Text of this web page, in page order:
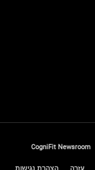
CogniFit Newsroom
עזרה הצהרת נגישות